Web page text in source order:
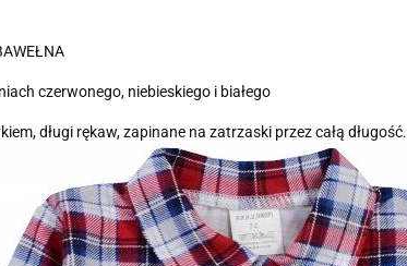
czerwonego, niebieskiego i białego
długi rękaw, zapinane na zatrzaski przez całą długość.